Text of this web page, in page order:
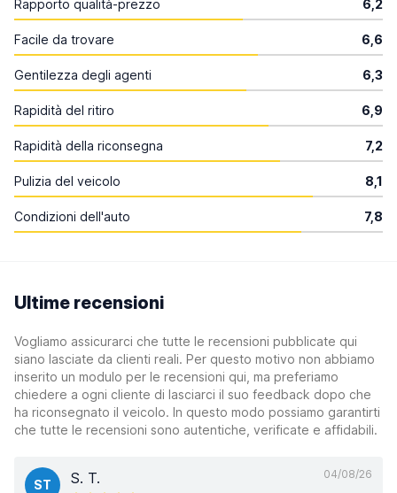
Rapporto qualità-prezzo 6,2
Facile da trovare 6,6
Gentilezza degli agenti 6,3
Rapidità del ritiro 6,9
Rapidità della riconsegna 7,2
Pulizia del veicolo 8,1
Condizioni dell'auto 7,8
Ultime recensioni
Vogliamo assicurarci che tutte le recensioni pubblicate qui
siano lasciate da clienti reali. Per questo motivo non abbiamo
inserito un modulo per le recensioni qui, ma preferiamo
chiedere a ogni cliente di lasciarci il suo feedback dopo che
ha riconsegnato il veicolo. In questo modo possiamo garantirti
che tutte le recensioni sono autentiche, verificate e affidabili.
04/08/26
ST S. T.